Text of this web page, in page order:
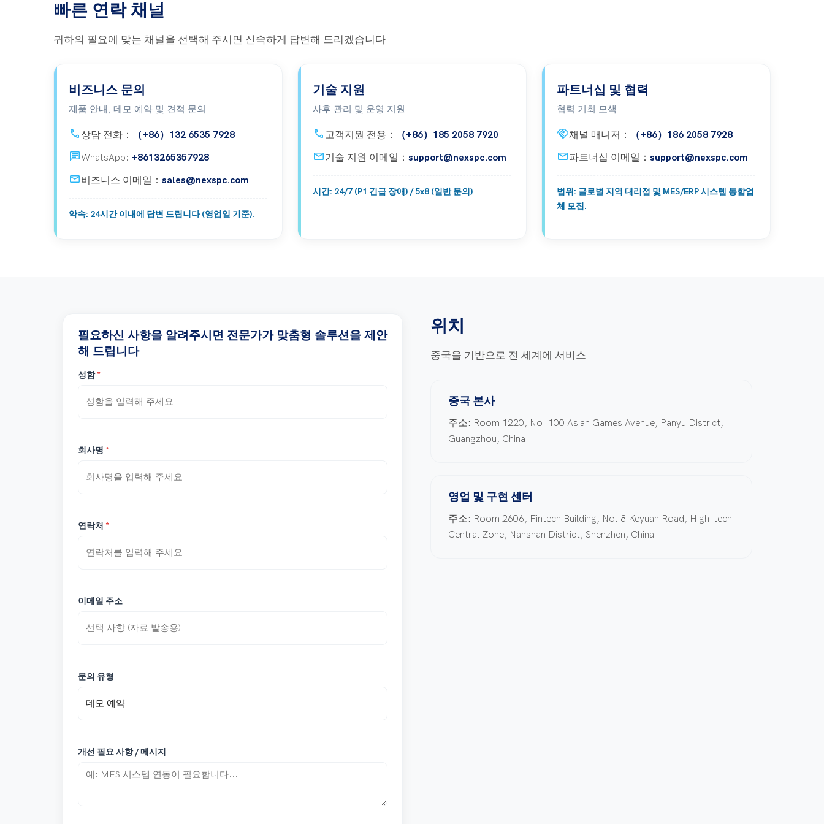
빠른 연락 채널
귀하의 필요에 맞는 채널을 선택해 주시면 신속하게 답변해 드리겠습니다.
비즈니스 문의
제품 안내, 데모 예약 및 견적 문의
call 상담 전화： （+86）132 6535 7928
ChatWhatsApp: +8613265357928
mail비즈니스 이메일： sales@nexspc.com
약속: 24시간 이내에 답변 드립니다 (영업일 기준).
기술 지원
사후 관리 및 운영 지원
call 고객지원 전용： （+86）185 2058 7920
mail기술 지원 이메일： support@nexspc.com
시간: 24/7 (P1 긴급 장애) / 5x8 (일반 문의)
파트너십 및 협력
협력 기회 모색
handshake채널 매니저： （+86）186 2058 7928
mail파트너십 이메일： support@nexspc.com
범위: 글로벌 지역 대리점 및 MES/ERP 시스템 통합업
체 모집.
필요하신 사항을 알려주시면 전문가가 맞춤형 솔루션을 제안
해 드립니다
성함*
회사명 *
연락처 *
이메일 주소
문의 유형
개선 필요 사항 / 메시지
위치
중국을 기반으로 전 세계에 서비스
중국 본사
주소: Room 1220, No. 100 Asian Games Avenue, Panyu District,
Guangzhou, China
영업 및 구현 센터
주소: Room 2606, Fintech Building, No. 8 Keyuan Road, High-tech
Central Zone, Nanshan District, Shenzhen, China